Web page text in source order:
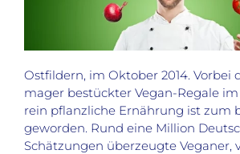
Ostfildern, im Oktober 2014. Vorbei
mager bestückter Vegan-Regale
rein pflanzliche Ernährung ist zum
geworden. Rund eine Million
Schätzungen überzeugte Veganer,